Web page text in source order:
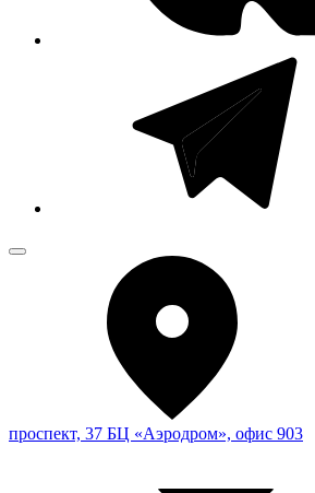
проспект, 37 БЦ «Аэродром», офис 903